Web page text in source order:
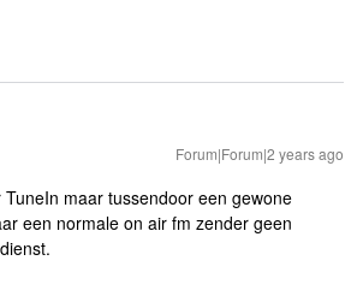
Forum|Forum|2 years ago
maar tussendoor een gewone
een normale on air fm zender geen